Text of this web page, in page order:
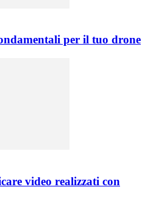
per il tuo drone
video realizzati con